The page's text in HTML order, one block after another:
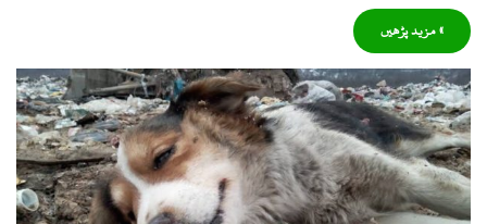
» مزید پڑھیں